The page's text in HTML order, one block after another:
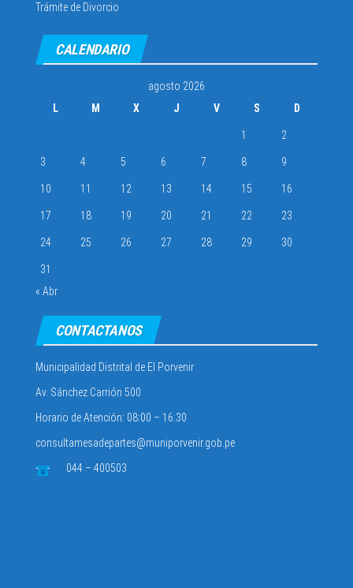
Trámite de Divorcio
CALENDARIO
agosto 2026
L
M X J V S D
1 2
3 4 5 6 7 8 9
10 11 12 13 14 15 16
17 18 19 20 21 22 23
24 25 26 27 28 29 30
31
« Abr
CONTACTANOS
Municipalidad Distrital de El Porvenir
Av. Sánchez Carrión 500
Horario de Atención: 08:00 – 16:30
consultamesadepartes@muniporvenir.gob.pe
044 – 400503